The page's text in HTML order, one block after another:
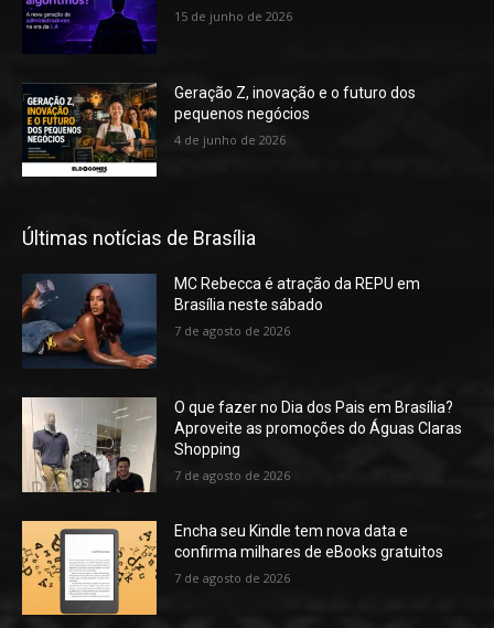
15 de junho de 2026
Geração Z, inovação e o futuro dos
pequenos negócios
4 de junho de 2026
Últimas notícias de Brasília
MC Rebecca é atração da REPU em
Brasília neste sábado
7 de agosto de 2026
O que fazer no Dia dos Pais em Brasília?
Aproveite as promoções do Águas Claras
Shopping
7 de agosto de 2026
Encha seu Kindle tem nova data e
confirma milhares de eBooks gratuitos
7 de agosto de 2026